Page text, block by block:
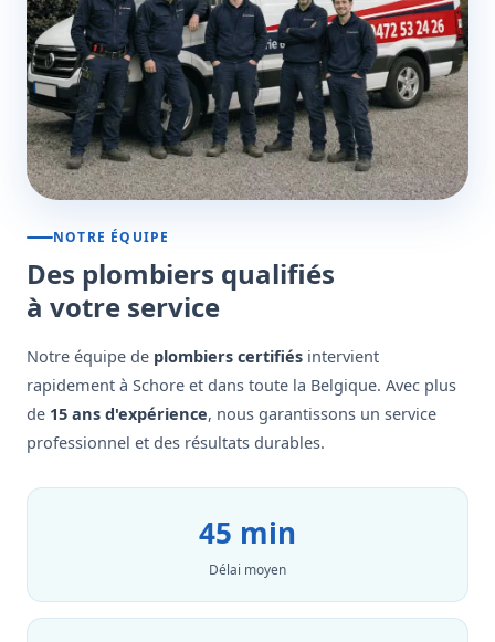
NOTRE ÉQUIPE
Des plombiers qualifiés
à votre service
Notre équipe de plombiers certifiés intervient
rapidement à Schore et dans toute la Belgique. Avec plus
de 15 ans d'expérience, nous garantissons un service
professionnel et des résultats durables.
45 min
Délai moyen